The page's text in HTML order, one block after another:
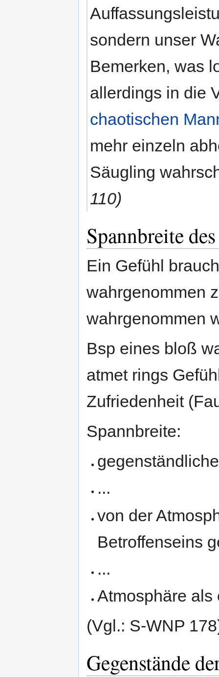
sondern unser
Bemerken, was
allerdings in die
chaotischen
mehr einzeln
Säugling
110)
Spannbreite
Ein Gefühl
wahrgenommen
wahrgenommen
Bsp eines bloß
atmet rings
Zufriedenheit
Spannbreite:
...
von der
Betroffenseins
...
Atmosphäre als
(Vgl.: S-WNP
Gegenstände